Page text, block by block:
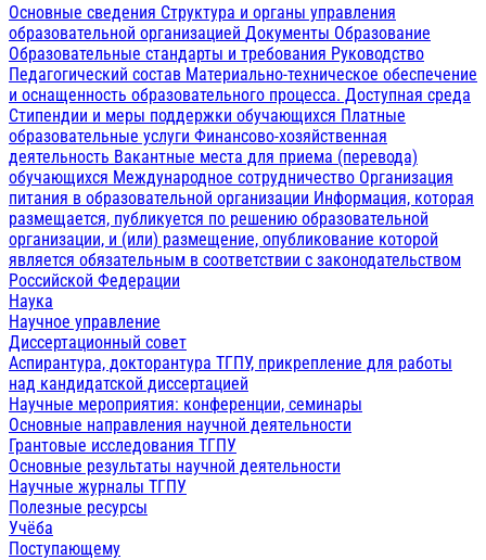
Основные сведения Структура и органы управления
образовательной организацией Документы Образование
Образовательные стандарты и требования Руководство
Педагогический состав Материально-техническое обеспечение
и оснащенность образовательного процесса. Доступная среда
Стипендии и меры поддержки обучающихся Платные
образовательные услуги Финансово-хозяйственная
деятельность Вакантные места для приема (перевода)
обучающихся Международное сотрудничество Организация
питания в образовательной организации Информация, которая
размещается, публикуется по решению образовательной
организации, и (или) размещение, опубликование которой
является обязательным в соответствии с законодательством
Российской Федерации
Наука
Научное управление
Диссертационный совет
Аспирантура, докторантура ТГПУ, прикрепление для работы
над кандидатской диссертацией
Научные мероприятия: конференции, семинары
Основные направления научной деятельности
Грантовые исследования ТГПУ
Основные результаты научной деятельности
Научные журналы ТГПУ
Полезные ресурсы
Учёба
Поступающему